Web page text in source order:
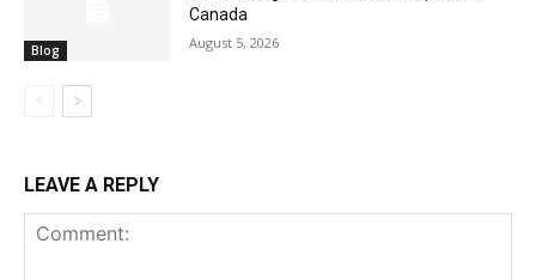
Blog
Canada
August 5, 2026
LEAVE A REPLY